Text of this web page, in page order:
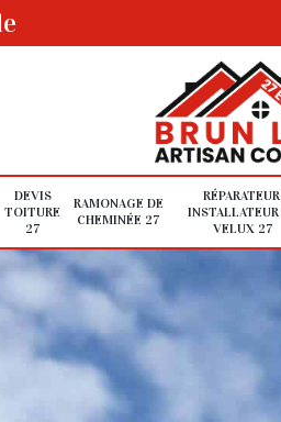
DEVIS
TOITURE
27
RAMONAGE DE
CHEMINÉE 27
INSTALLATEUR
VELUX 27